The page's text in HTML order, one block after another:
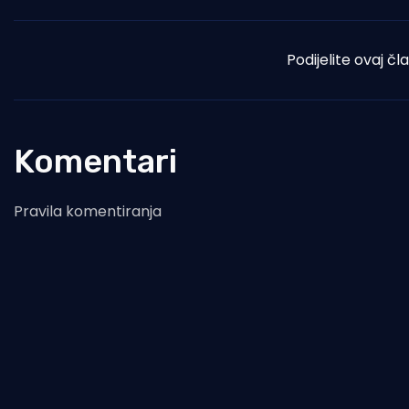
Podijelite ovaj
Komentari
Pravila komentiranja